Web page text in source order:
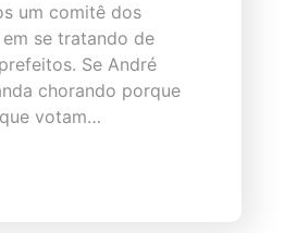
um comitê dos
se tratando de
Se André
chorando porque
votam…